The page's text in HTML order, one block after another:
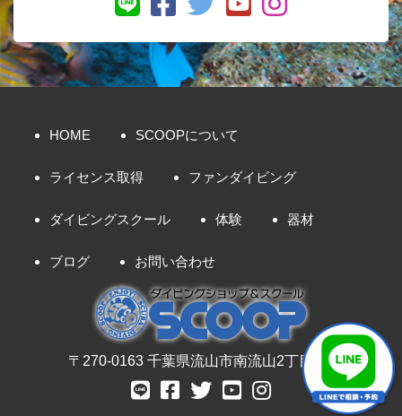
HOME SCOOPについて
ライセンス取得 ファンダイビング
ダイビングスクール 体験 器材
ブログ お問い合わせ
〒270-0163 千葉県流山市南流山2丁目8-7